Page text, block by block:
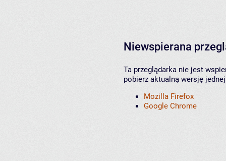
Niewspierana
Ta przeglądarka nie jest
pobierz aktualną wersję
Mozilla Firefox
Google Chrome